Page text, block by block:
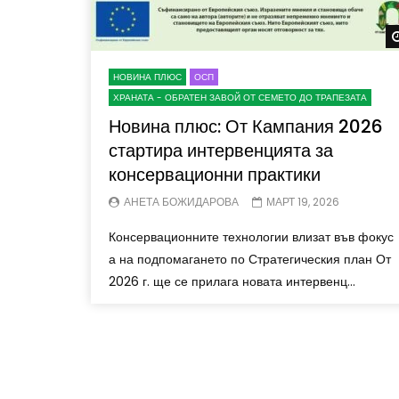
НОВИНА ПЛЮС
ОСП
ХРАНАТА - ОБРАТЕН ЗАВОЙ ОТ СЕМЕТО ДО ТРАПЕЗАТА
Новина плюс: От Кампания 2026
стартира интервенцията за
консервационни практики
АНЕТА БОЖИДАРОВА МАРТ 19, 2026
Консервационните технологии влизат във фокус
а на подпомагането по Стратегическия план От
2026 г. ще се прилага новата интервенц...